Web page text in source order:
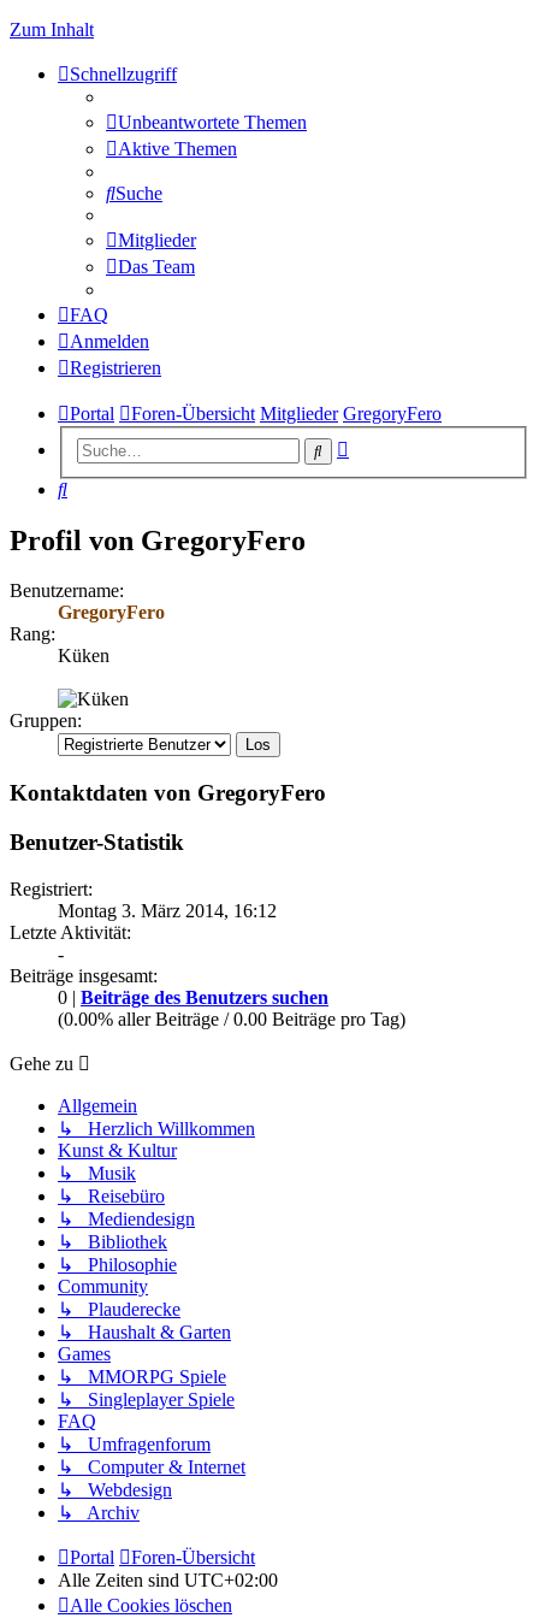
Zum Inhalt
Schnellzugriff
Unbeantwortete Themen
Aktive Themen
Suche
Mitglieder
Das Team
FAQ
Anmelden
Registrieren
Portal Foren-Übersicht Mitglieder GregoryFero
Suche
Suche
Profil von GregoryFero
Benutzername:
GregoryFero
Rang:
Küken
Gruppen:
Kontaktdaten von GregoryFero
Benutzer-Statistik
Registriert:
Montag 3. März 2014, 16:12
Letzte Aktivität:
-
Beiträge insgesamt:
0 | Beiträge des Benutzers suchen
(0.00% aller Beiträge / 0.00 Beiträge pro Tag)
Gehe zu
Allgemein
↳ Herzlich Willkommen
Kunst & Kultur
↳ Musik
↳ Reisebüro
↳ Mediendesign
↳ Bibliothek
↳ Philosophie
Community
↳ Plauderecke
↳ Haushalt & Garten
Games
↳ MMORPG Spiele
↳ Singleplayer Spiele
FAQ
↳ Umfragenforum
↳ Computer & Internet
↳ Webdesign
↳ Archiv
Portal
Foren-Übersicht
Alle Zeiten sind UTC+02:00
Alle Cookies löschen